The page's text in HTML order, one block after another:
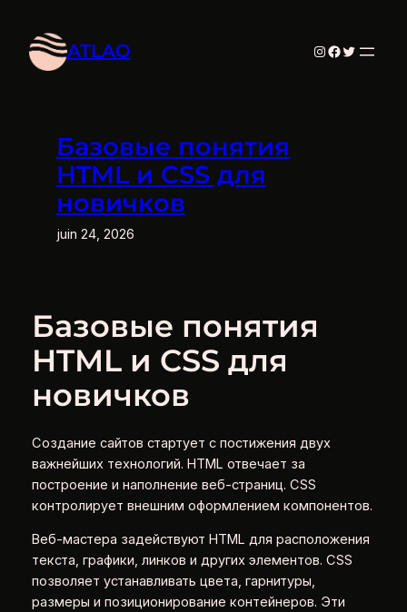
contenu
ATLAO Instagram
Facebook
Twitter
Базовые понятия
HTML и CSS для
новичков
juin 24, 2026
Базовые понятия
HTML и CSS для
новичков
Создание сайтов стартует с постижения двух
важнейших технологий. HTML отвечает за
построение и наполнение веб-страниц. CSS
контролирует внешним оформлением компонентов.
Веб-мастера задействуют HTML для расположения
текста, графики, линков и других элементов. CSS
позволяет устанавливать цвета, гарнитуры,
размеры и позиционирование контейнеров. Эти